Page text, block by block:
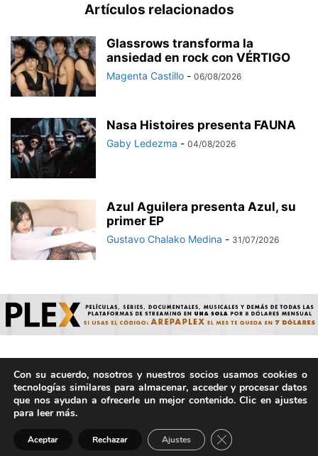
Artículos relacionados
Glassrows transforma la
ansiedad en rock con VÉRTIGO
Magenta Castillo - 06/08/2026
Nasa Histoires presenta FAUNA
Gaby Ledezma - 04/08/2026
Azul Aguilera presenta Azul, su
primer EP
Gustavo Chalako Medina - 31/07/2026
© ArepaVolatil.Com 2021-2025 - Hecho por humanos, no por
IA. | Todos los derechos reservados.
Con su acuerdo, nosotros y nuestros socios usamos cookies o
tecnologías similares para almacenar, acceder y procesar datos
que nos ayudan a ofrecerle un mejor contenido. Clic en ajustes
para leer más.
Aceptar Rechazar Ajustes Cerrar el banner de